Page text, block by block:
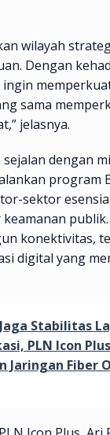
wilayah
Dengan
sama
jelasnya.
dengan
program
sektor
konektivitas,
digital yang
Jaga Stabilitas
PLN Icon
Jaringan Fiber